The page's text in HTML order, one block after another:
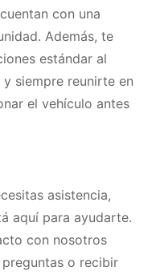
con una
Además, te
estándar al
siempre reunirte en
el vehículo antes
asistencia,
aquí para ayudarte.
con nosotros
o recibir